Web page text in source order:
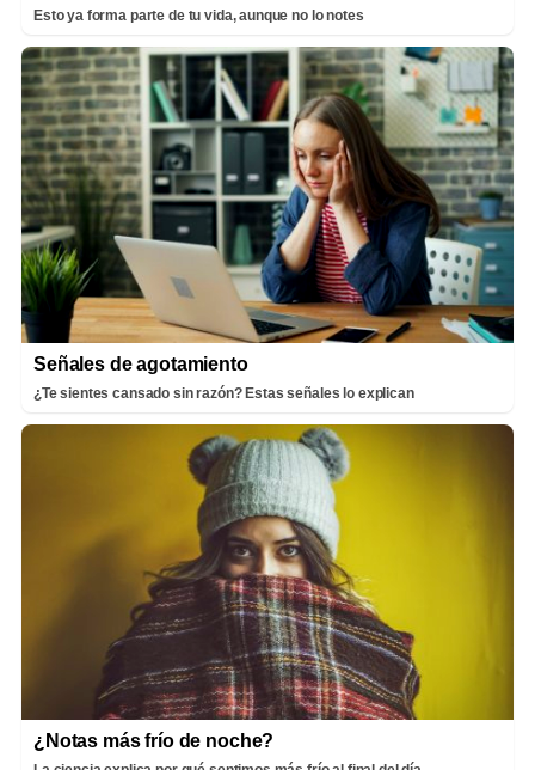
Esto ya forma parte de tu vida, aunque no lo notes
Señales de agotamiento
¿Te sientes cansado sin razón? Estas señales lo explican
¿Notas más frío de noche?